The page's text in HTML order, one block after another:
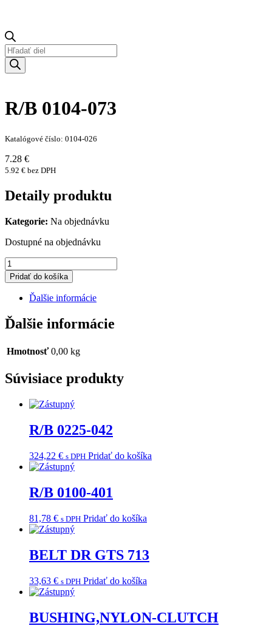
Products
search
R/B 0104-073
Katalógové číslo: 0104-026
7.28 €
5.92 € bez DPH
Detaily produktu
Kategorie: Na objednávku
Dostupné na objednávku
množstvo
R/B
0104-
Pridať do košíka
Ďalšie informácie
Ďalšie informácie
Hmotnosť 0,00 kg
Súvisiace produkty
R/B 0225-042
324,22 € s DPH Pridať do košíka
R/B 0100-401
81,78 € s DPH Pridať do košíka
BELT DR GTS 713
33,63 € s DPH Pridať do košíka
BUSHING,NYLON-CLUTCH